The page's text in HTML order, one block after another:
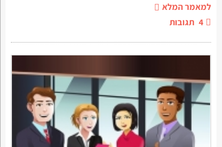
למאמר המלא
4 תגובות